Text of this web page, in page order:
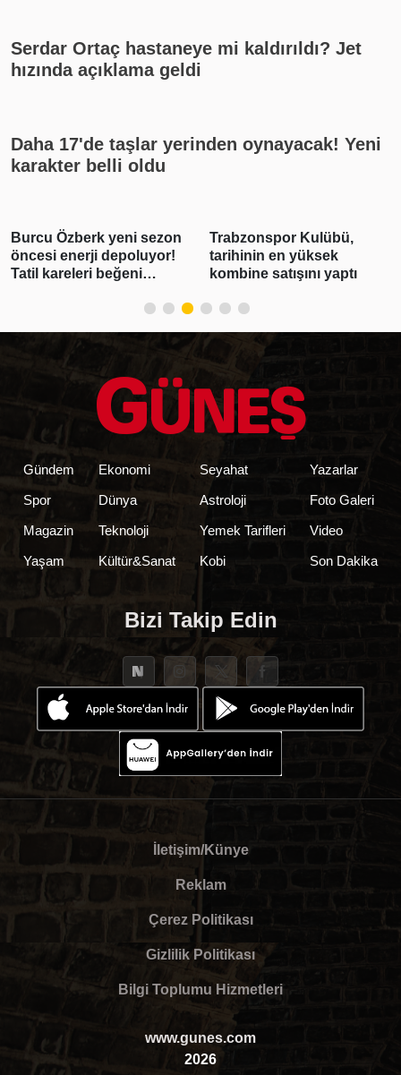
Serdar Ortaç hastaneye mi kaldırıldı? Jet
hızında açıklama geldi
Daha 17'de taşlar yerinden oynayacak! Yeni
karakter belli oldu
Burcu Özberk yeni sezon
öncesi enerji depoluyor!
Tatil kareleri beğeni
Trabzonspor Kulübü,
tarihinin en yüksek
kombine satışını yaptı
Gündem
Spor
Magazin
Yaşam
Ekonomi
Dünya
Teknoloji
Kültür&Sanat
Seyahat
Astroloji
Yemek Tarifleri
Kobi
Yazarlar
Foto Galeri
Video
Son Dakika
Bizi Takip Edin
İletişim/Künye
Reklam
Çerez Politikası
Gizlilik Politikası
Bilgi Toplumu Hizmetleri
www.gunes.com
2026